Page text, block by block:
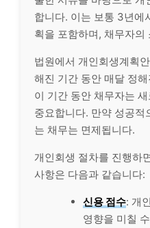
합니다. 이는 보통 3년에
획을 포함하며, 채무자의
법원에서 개인회생계획
해진 기간 동안 매달 정
이 기간 동안 채무자는
중요합니다. 만약 성공적
는 채무는 면제됩니다.
개인회생 절차를 진행하
사항은 다음과 같습니다:
신용 점수: 개
영향을 미칠